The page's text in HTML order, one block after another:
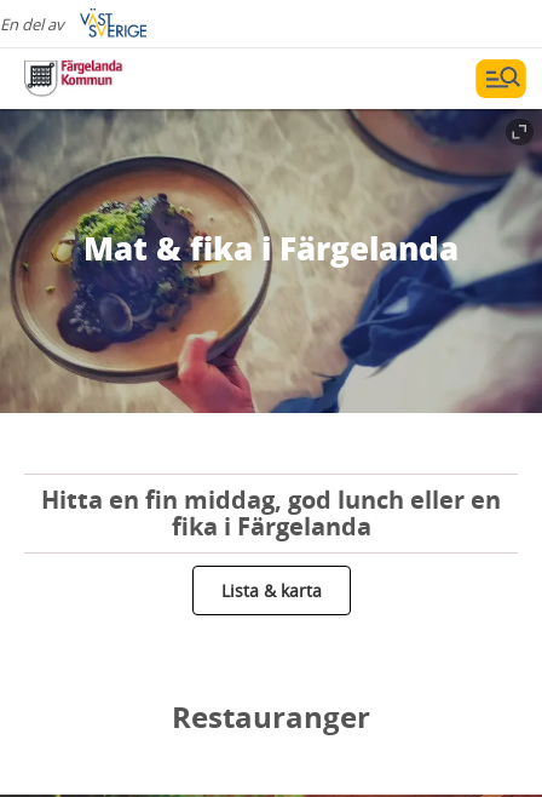
En del av
Mat & fika i Färgelanda
Hitta en fin middag, god lunch eller en
fika i Färgelanda
Lista & karta
Restauranger